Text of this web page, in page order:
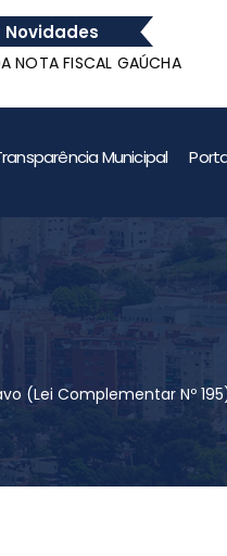
Novidades
FISCAL GAÚCHA
Municipal
(Lei Complementar Nº